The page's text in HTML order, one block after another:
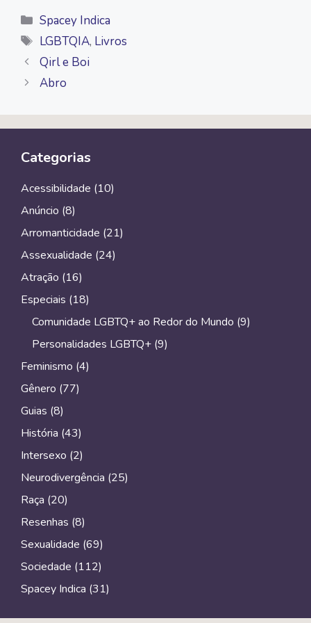
Categorias
Spacey Indica
Tags
LGBTQIA, Livros
Qirl e Boi
Abro
Categorias
Acessibilidade (10)
Anúncio (8)
Arromanticidade (21)
Assexualidade (24)
Atração (16)
Especiais (18)
Comunidade LGBTQ+ ao Redor do Mundo (9)
Personalidades LGBTQ+ (9)
Feminismo (4)
Gênero (77)
Guias (8)
História (43)
Intersexo (2)
Neurodivergência (25)
Raça (20)
Resenhas (8)
Sexualidade (69)
Sociedade (112)
Spacey Indica (31)